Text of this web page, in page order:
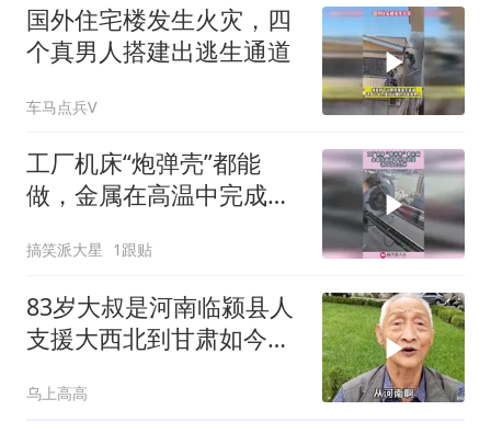
国外住宅楼发生火灾，四
个真男人搭建出逃生通道
车马点兵V
工厂机床“炮弹壳”都能
做，金属在高温中完成蜕
搞笑派大星 1跟贴
83岁大叔是河南临颍县人
支援大西北到甘肃如今铁
乌上高高